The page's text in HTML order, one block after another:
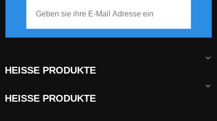
HEISSE PRODUKTE
HEISSE PRODUKTE